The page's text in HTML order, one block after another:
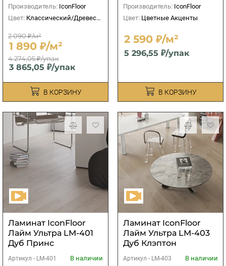
Производитель: IconFloor
Цвет: Классический/Древесный
2 090 ₽/м²
1 890 ₽/м²
4 274,05 ₽/упак
3 865,05 ₽/упак
В КОРЗИНУ
Производитель: IconFloor
Цвет: Цветные Акценты
2 590 ₽/м²
5 296,55 ₽/упак
В КОРЗИНУ
Ламинат IconFloor
Лайм Ультра LM-401
Дуб Принс
Артикул - LM-401 В наличии
Ламинат IconFloor
Лайм Ультра LM-403
Дуб Клэптон
Артикул - LM-403 В наличии